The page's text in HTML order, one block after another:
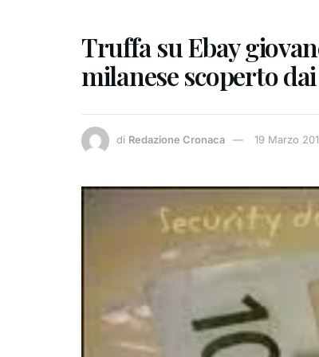
Truffa su Ebay
milanese scoperto
di Redazione Cronaca 19 Marzo